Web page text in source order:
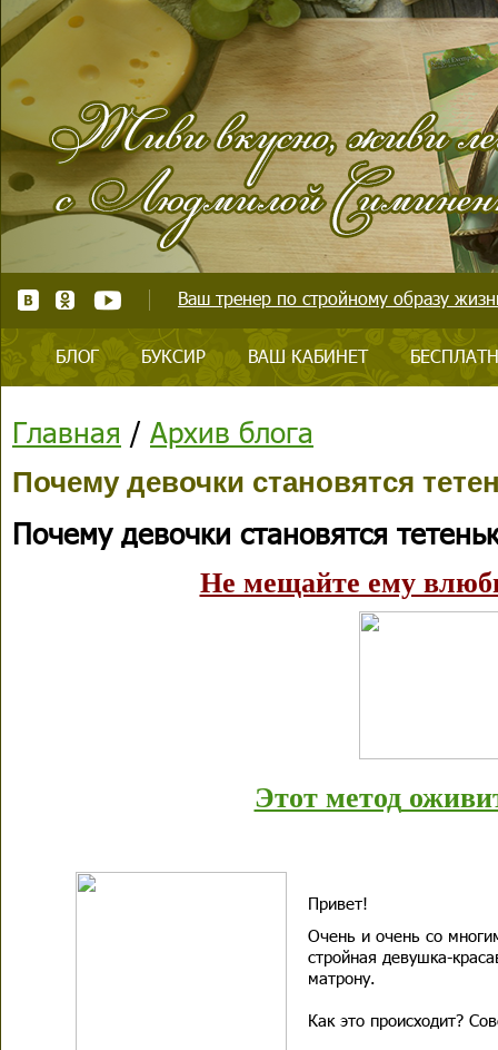
Ваш тренер по стройному образу
БЛОГ БУКСИР ВАШ КАБИНЕТ
Главная / Архив блога
Почему девочки становятся
Почему девочки становятся
Не мещайте ему
Этот метод
Привет!
Очень и очень со
стройная девушка-
матрону.
Как это происходит?